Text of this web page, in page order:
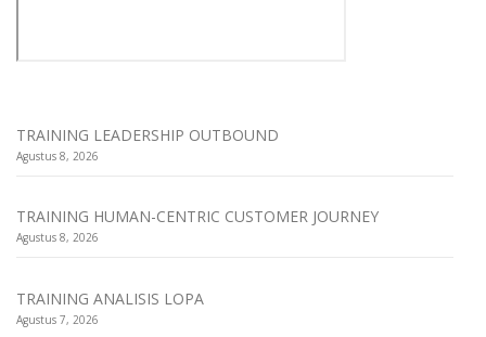
TRAINING LEADERSHIP OUTBOUND
Agustus 8, 2026
TRAINING HUMAN-CENTRIC CUSTOMER JOURNEY
Agustus 8, 2026
TRAINING ANALISIS LOPA
Agustus 7, 2026